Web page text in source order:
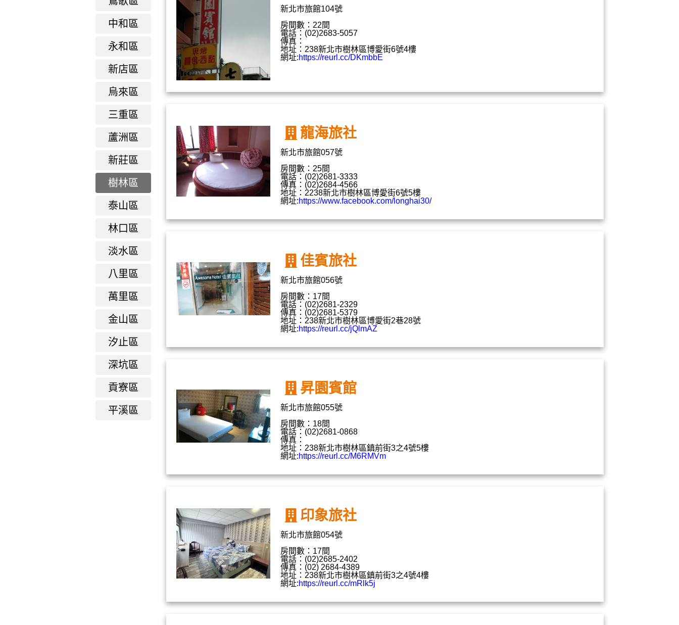
中和區
永和區
新店區
烏來區
三重區
蘆洲區
新莊區
樹林區
泰山區
林口區
淡水區
八里區
萬里區
金山區
汐止區
深坑區
貢寮區
平溪區
新北市旅館104號
房間數：22間
電話：(02)2683-5057
傳真：
地址：238新北市樹林區博愛街6號4樓
網址:https://reurl.cc/DKmbbE
龍海旅社
新北市旅館057號
房間數：25間
電話：(02)2681-3333
傳真：(02)2684-4566
地址：2238新北市樹林區博愛街6號5樓
網址:https://www.facebook.com/longhai30/
佳賓旅社
新北市旅館056號
房間數：17間
電話：(02)2681-2329
傳真：(02)2681-5379
地址：238新北市樹林區博愛街2巷28號
網址:https://reurl.cc/jQlmAZ
昇園賓館
新北市旅館055號
房間數：18間
電話：(02)2681-0868
傳真：
地址：238新北市樹林區鎮前街3之4號5樓
網址:https://reurl.cc/M6RMVm
印象旅社
新北市旅館054號
房間數：17間
電話：(02)2685-2402
傳真：(02) 2684-4389
地址：238新北市樹林區鎮前街3之4號4樓
網址:https://reurl.cc/mRlk5j